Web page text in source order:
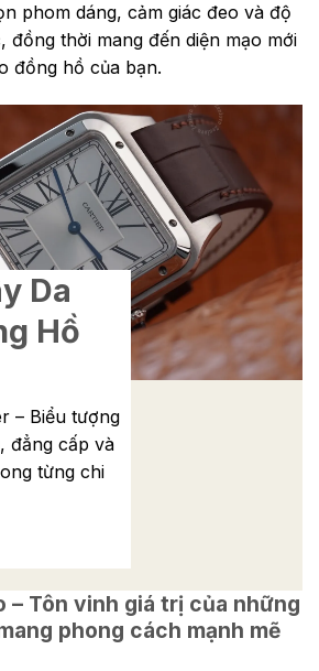
phom dáng, cảm giác đeo và độ
đồng thời mang đến diện mạo mới
đồng hồ của bạn.
Da
Hồ
– Biểu tượng
đẳng cấp và
từng chi
– Tôn vinh giá trị của những
phong cách mạnh mẽ